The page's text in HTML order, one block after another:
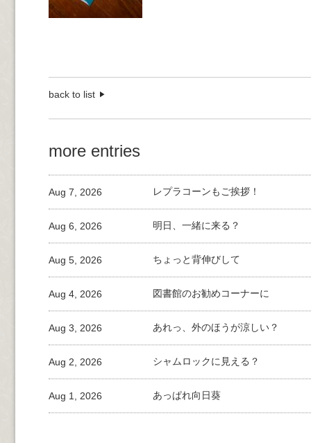
back to list
more entries
レプラコーンもご挨拶！
Aug 7, 2026
明日、一緒に来る？
Aug 6, 2026
ちょっと背伸びして
Aug 5, 2026
図書館のお勧めコーナーに
Aug 4, 2026
あれっ、外のほうが涼しい？
Aug 3, 2026
シャムロックに見える？
Aug 2, 2026
あっぱれ向日葵
Aug 1, 2026